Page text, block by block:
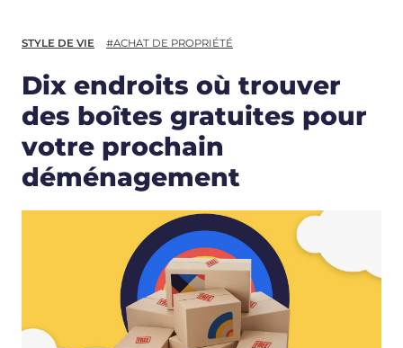
STYLE DE VIE #ACHAT DE PROPRIÉTÉ
Dix endroits où trouver
des boîtes gratuites pour
votre prochain
déménagement